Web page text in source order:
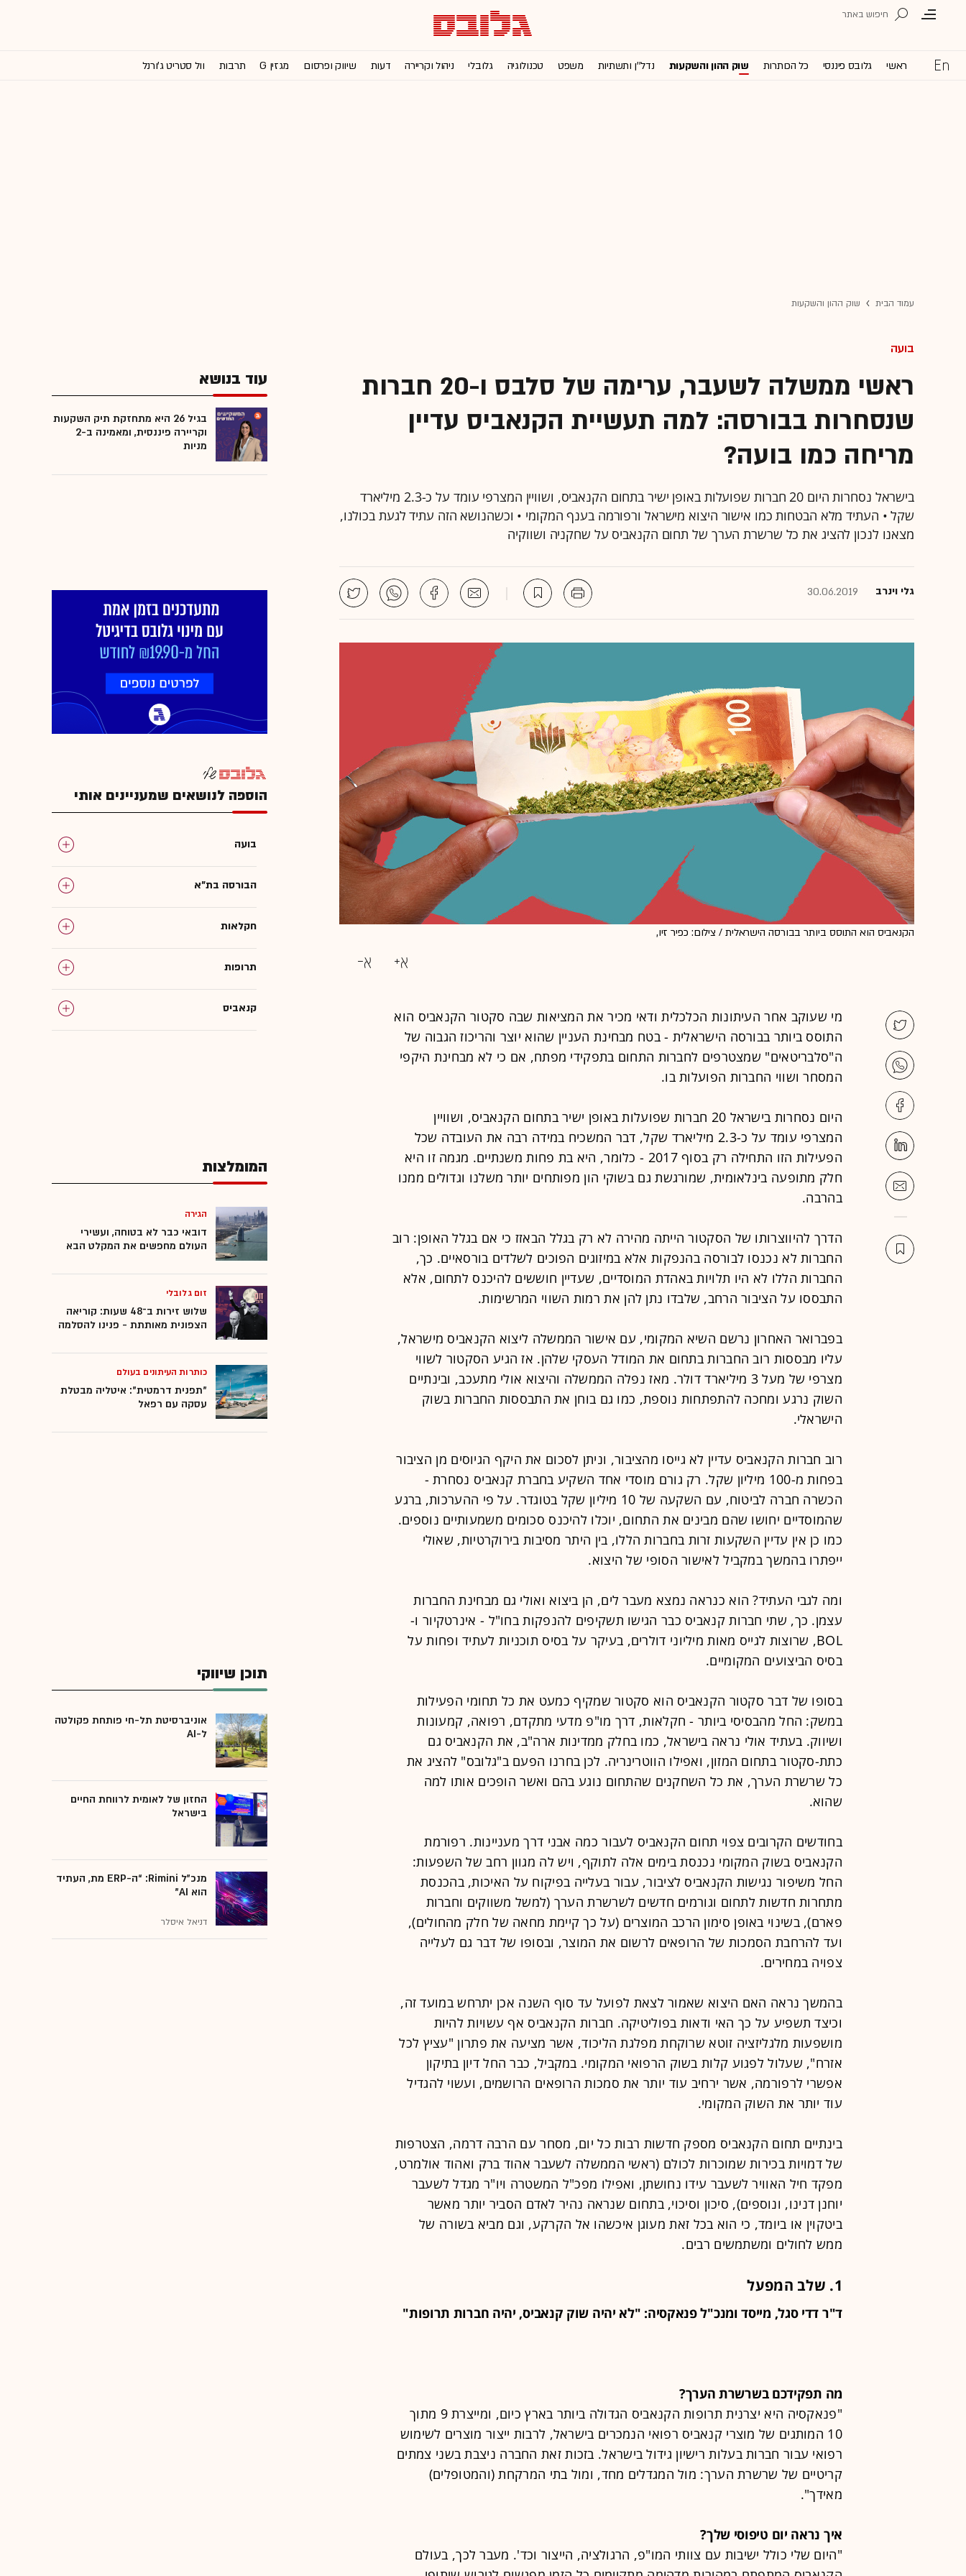
ראשי גלובס פיננסי כל הכותרות שוק ההון והשקעות נדל''ן ותשתיות משפט טכנולוגיה גלובלי ניהול וקריירה דעות שיווק ופרסום מגזין G תרבות וול סטריט ג'ורנל
עמוד הבית שוק ההון והשקעות
בועה
ראשי ממשלה לשעבר, ערימה של סלבס ו-20 חברות
שנסחרות בבורסה: למה תעשיית הקנאביס עדיין
מריחה כמו בועה?
בישראל נסחרות היום 20 חברות שפועלות באופן ישיר בתחום הקנאביס, ושוויין המצרפי עומד על כ-2.3 מיליארד
שקל • העתיד מלא הבטחות כמו אישור היצוא מישראל ורפורמה בענף המקומי • וכשהנושא הזה עתיד לגעת בכולנו,
מצאנו לנכון להציג את כל שרשרת הערך של תחום הקנאביס על שחקניה ושווקיה
גלי וינרב 30.06.2019
הקנאביס הוא התוסס ביותר בבורסה הישראלית / צילום: כפיר זיו,
מי שעוקב אחר העיתונות הכלכלית ודאי מכיר את המציאות שבה סקטור הקנאביס הוא
התוסס ביותר בבורסה הישראלית - בטח מבחינת העניין שהוא יוצר והריכוז הגבוה של
ה"סלבריטאים" שמצטרפים לחברות התחום בתפקידי מפתח, אם כי לא מבחינת היקפי
המסחר ושווי החברות הפועלות בו.
היום נסחרות בישראל 20 חברות שפועלות באופן ישיר בתחום הקנאביס, ושוויין
המצרפי עומד על כ-2.3 מיליארד שקל, דבר המשכיח במידה רבה את העובדה שכל
הפעילות הזו התחילה רק בסוף 2017 - כלומר, היא בת פחות משנתיים. מגמה זו היא
חלק מתופעה בינלאומית, שמורגשת גם בשוקי הון מפותחים יותר משלנו וגדולים ממנו
בהרבה.
הדרך להיווצרותו של הסקטור הייתה מהירה לא רק בגלל הבאזז כי אם בגלל האופן: רוב
החברות לא נכנסו לבורסה בהנפקות אלא במיזוגים הפוכים לשלדים בורסאיים. כך,
החברות הללו לא היו תלויות באהדת המוסדיים, שעדיין חוששים להיכנס לתחום, אלא
התבססו על הציבור הרחב, שלבדו נתן להן את רמות השווי המרשימות.
בפברואר האחרון נרשם השיא המקומי, עם אישור הממשלה ליצוא הקנאביס מישראל,
עליו מבססות רוב החברות בתחום את המודל העסקי שלהן. אז הגיע הסקטור לשווי
מצרפי של מעל 3 מיליארד דולר. מאז נפלה הממשלה והיצוא אולי מתעכב, ובינתיים
השוק נרגע ומחכה להתפתחות נוספת, כמו גם בוחן את התבססות החברות בשוק
הישראלי.
רוב חברות הקנאביס עדיין לא גייסו מהציבור, וניתן לסכום את היקף הגיוסים מן הציבור
בפחות מ-100 מיליון שקל. רק גורם מוסדי אחד השקיע בחברת קנאביס נסחרת -
הכשרה חברה לביטוח, עם השקעה של 10 מיליון שקל בטוגדר. על פי ההערכות, ברגע
שהמוסדיים יחושו שהם מבינים את התחום, יוכלו להיכנס סכומים משמעותיים נוספים.
כמו כן אין עדיין השקעות זרות בחברות הללו, בין היתר מסיבות בירוקרטיות, שאולי
ייפתרו בהמשך במקביל לאישור הסופי של היצוא.
ומה לגבי העתיד? הוא כנראה נמצא מעבר לים, הן ביצוא ואולי גם מבחינת החברות
עצמן. כך, שתי חברות קנאביס כבר הגישו תשקיפים להנפקות בחו"ל - אינרטקיור ו-
BOL, שרוצות לגייס מאות מיליוני דולרים, בעיקר על בסיס תוכניות לעתיד ופחות על
בסיס הביצועים המקומיים.
בסופו של דבר סקטור הקנאביס הוא סקטור שמקיף כמעט את כל תחומי הפעילות
במשק: החל מהבסיסי ביותר - חקלאות, דרך מו"פ מדעי מתקדם, רפואה, קמעונות
ושיווק. בעתיד אולי נראה בישראל, כמו בחלק ממדינות ארה"ב, את הקנאביס גם
כתת-סקטור בתחום המזון, ואפילו הווטרינריה. לכן בחרנו הפעם ב"גלובס" להציג את
כל שרשרת הערך, את כל השחקנים שהתחום נוגע בהם ואשר הופכים אותו למה
שהוא.
בחודשים הקרובים צפוי תחום הקנאביס לעבור כמה אבני דרך מעניינות. רפורמת
הקנאביס בשוק המקומי נכנסת בימים אלה לתוקף, ויש לה מגוון רחב של השפעות:
החל משיפור נגישות הקנאביס לציבור, עבור בעלייה בפיקוח על האיכות, בהכנסת
מתחרות חדשות לתחום וגורמים חדשים לשרשרת הערך (למשל משווקים וחברות
פארם), בשינוי באופן סימון הרכב המוצרים (על כך קיימת מחאה של חלק מהחולים),
ועד להרחבת הסמכות של הרופאים לרשום את המוצר, ובסופו של דבר גם לעלייה
צפויה במחירים.
בהמשך נראה האם היצוא שאמור לצאת לפועל עד סוף השנה אכן יתרחש במועד זה,
וכיצד תשפיע על כך האי ודאות בפוליטיקה. חברות הקנאביס אף עשויות להיות
מושפעות מלגליזציה זוטא שרוקחת מפלגת הליכוד, אשר מציעה את פתרון "עציץ לכל
אזרח", שעלול לפגוע קלות בשוק הרפואי המקומי. במקביל, כבר החל דיון בתיקון
אפשרי לרפורמה, אשר ירחיב עוד יותר את סמכות הרופאים הרושמים, ועשוי להגדיל
עוד יותר את השוק המקומי.
בינתיים תחום הקנאביס מספק חדשות רבות כל יום, מסחר עם הרבה דרמה, הצטרפות
של דמויות בכירות שמוכרות לכולם (ראשי הממשלה לשעבר אהוד ברק ואהוד אולמרט,
מפקד חיל האוויר לשעבר עידו נחושתן, ואפילו מפכ"ל המשטרה ויו"ר מגדל לשעבר
יוחנן דנינו, ונוספים), סיכון וסיכוי, בתחום שנראה נהיר לאדם הסביר יותר מאשר
ביטקוין או ביומד, כי הוא בכל זאת מעוגן איכשהו אל הקרקע, וגם מביא בשורה של
ממש לחולים ומשתמשים רבים.
1. שלב המפעל
ד"ר דדי סגל, מייסד ומנכ"ל פנאקסיה: "לא יהיה שוק קנאביס, יהיה חברות תרופות"
מה תפקידכם בשרשרת הערך?
"פנאקסיה היא יצרנית תרופות הקנאביס הגדולה ביותר בארץ כיום, ומייצרת 9 מתוך
10 המותגים של מוצרי קנאביס רפואי הנמכרים בישראל, לרבות ייצור מוצרים לשימוש
רפואי עבור חברות בעלות רישיון גידול בישראל. בזכות זאת החברה ניצבת בשני צמתים
קריטיים של שרשרת הערך: מול המגדלים מחד, ומול בתי המרקחת (והמטופלים)
מאידך".
איך נראה יום טיפוסי שלך?
"היום שלי כולל ישיבות עם צוותי המו"פ, הרגולציה, הייצור וכד'. מעבר לכך, בעולם
עוד בנושא
בגיל 26 היא מתחזקת תיק השקעות
וקריירה פיננסית, ומאמינה ב-2
מניות
הוספה לנושאים שמעניינים אותי
בועה
הבורסה בת"א
חקלאות
תרופות
קנאביס
המומלצות
הגירה
דובאי כבר לא בטוחה, ועשירי
העולם מחפשים את המקלט הבא
זום גלובלי
שלוש זירות ב־48 שעות: קוריאה
הצפונית מאותתת - פנינו להסלמה
כותרות העיתונים בעולם
"תפנית דרמטית": איטליה מבטלת
עסקה עם רפאל
תוכן שיווקי
אוניברסיטת תל-חי פותחת פקולטה
ל-AI
החזון של לאומית לרווחת החיים
בישראל
מנכ״ל Rimini: “ה-ERP מת, העתיד
הוא AI"
דניאל איסלר